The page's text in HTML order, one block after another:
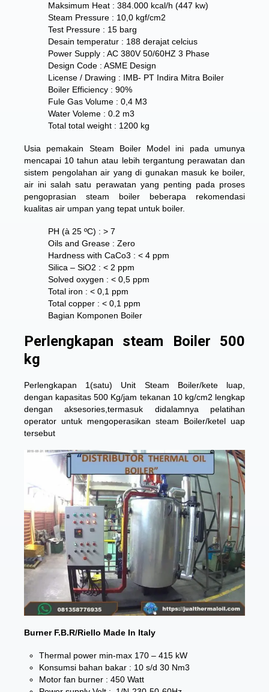
Maksimum Heat : 384.000 kcal/h (447 kw)
Steam Pressure : 10,0 kgf/cm2
Test Pressure : 15 barg
Desain temperatur : 188 derajat celcius
Power Supply : AC 380V 50/60HZ 3 Phase
Design Code : ASME Design
License / Drawing : IMB- PT Indira Mitra Boiler
Boiler Efficiency : 90%
Fule Gas Volume : 0,4 M3
Water Voleme : 0.2 m3
Total total weight : 1200 kg
Usia pemakain Steam Boiler Model ini pada umunya
mencapai 10 tahun atau lebih tergantung perawatan dan
sistem pengolahan air yang di gunakan masuk ke boiler,
air ini salah satu perawatan yang penting pada proses
pengoprasian steam boiler beberapa rekomendasi
kualitas air umpan yang tepat untuk boiler.
PH (à 25 ºC) : > 7
Oils and Grease : Zero
Hardness with CaCo3 : < 4 ppm
Silica – SiO2 : < 2 ppm
Solved oxygen : < 0,5 ppm
Total iron : < 0,1 ppm
Total copper : < 0,1 ppm
Bagian Komponen Boiler
Perlengkapan steam Boiler 500
kg
Perlengkapan 1(satu) Unit Steam Boiler/kete luap,
dengan kapasitas 500 Kg/jam tekanan 10 kg/cm2 lengkap
dengan aksesories,termasuk didalamnya pelatihan
operator untuk mengoperasikan steam Boiler/ketel uap
tersebut
Burner F.B.R/Riello Made In Italy
Thermal power min-max 170 – 415 kW
Konsumsi bahan bakar : 10 s/d 30 Nm3
Motor fan burner : 450 Watt